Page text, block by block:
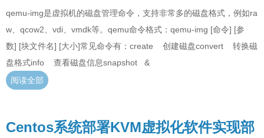
qemu-img是虚拟机的磁盘管理命令，支持非常多的磁盘格式，例如ra
w、qcow2、vdi、vmdk等。qemu命令格式：qemu-img [命令] [参
数] [块文件名] [大小]常见命令有：create 创建磁盘convert 转换磁
盘格式info 查看磁盘信息snapshot &
阅读全部
Centos系统部署KVM虚拟化软件实现部